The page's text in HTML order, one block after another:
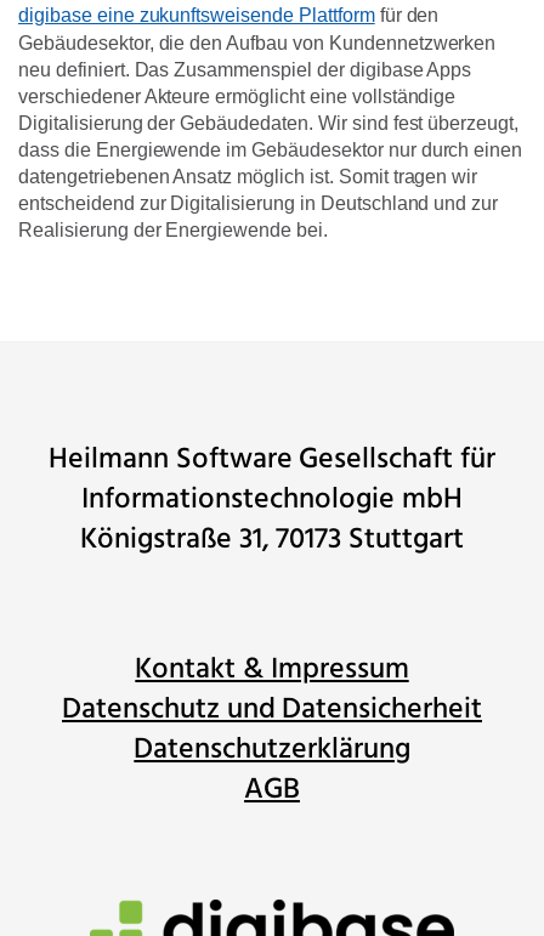
digibase eine zukunftsweisende Plattformfür den
Gebäudesektor, die den Aufbau von Kundennetzwerken
neu definiert. Das Zusammenspiel der digibase Apps
verschiedener Akteure ermöglicht eine vollständige
Digitalisierung der Gebäudedaten. Wir sind fest überzeugt,
dass die Energiewende im Gebäudesektor nur durch einen
datengetriebenen Ansatz möglich ist. Somit tragen wir
entscheidend zur Digitalisierung in Deutschland und zur
Realisierung der Energiewende bei.
Heilmann Software Gesellschaft für
Informationstechnologie mbH
Königstraße 31, 70173 Stuttgart
Kontakt & Impressum
Datenschutz und Datensicherheit
Datenschutzerklärung
AGB